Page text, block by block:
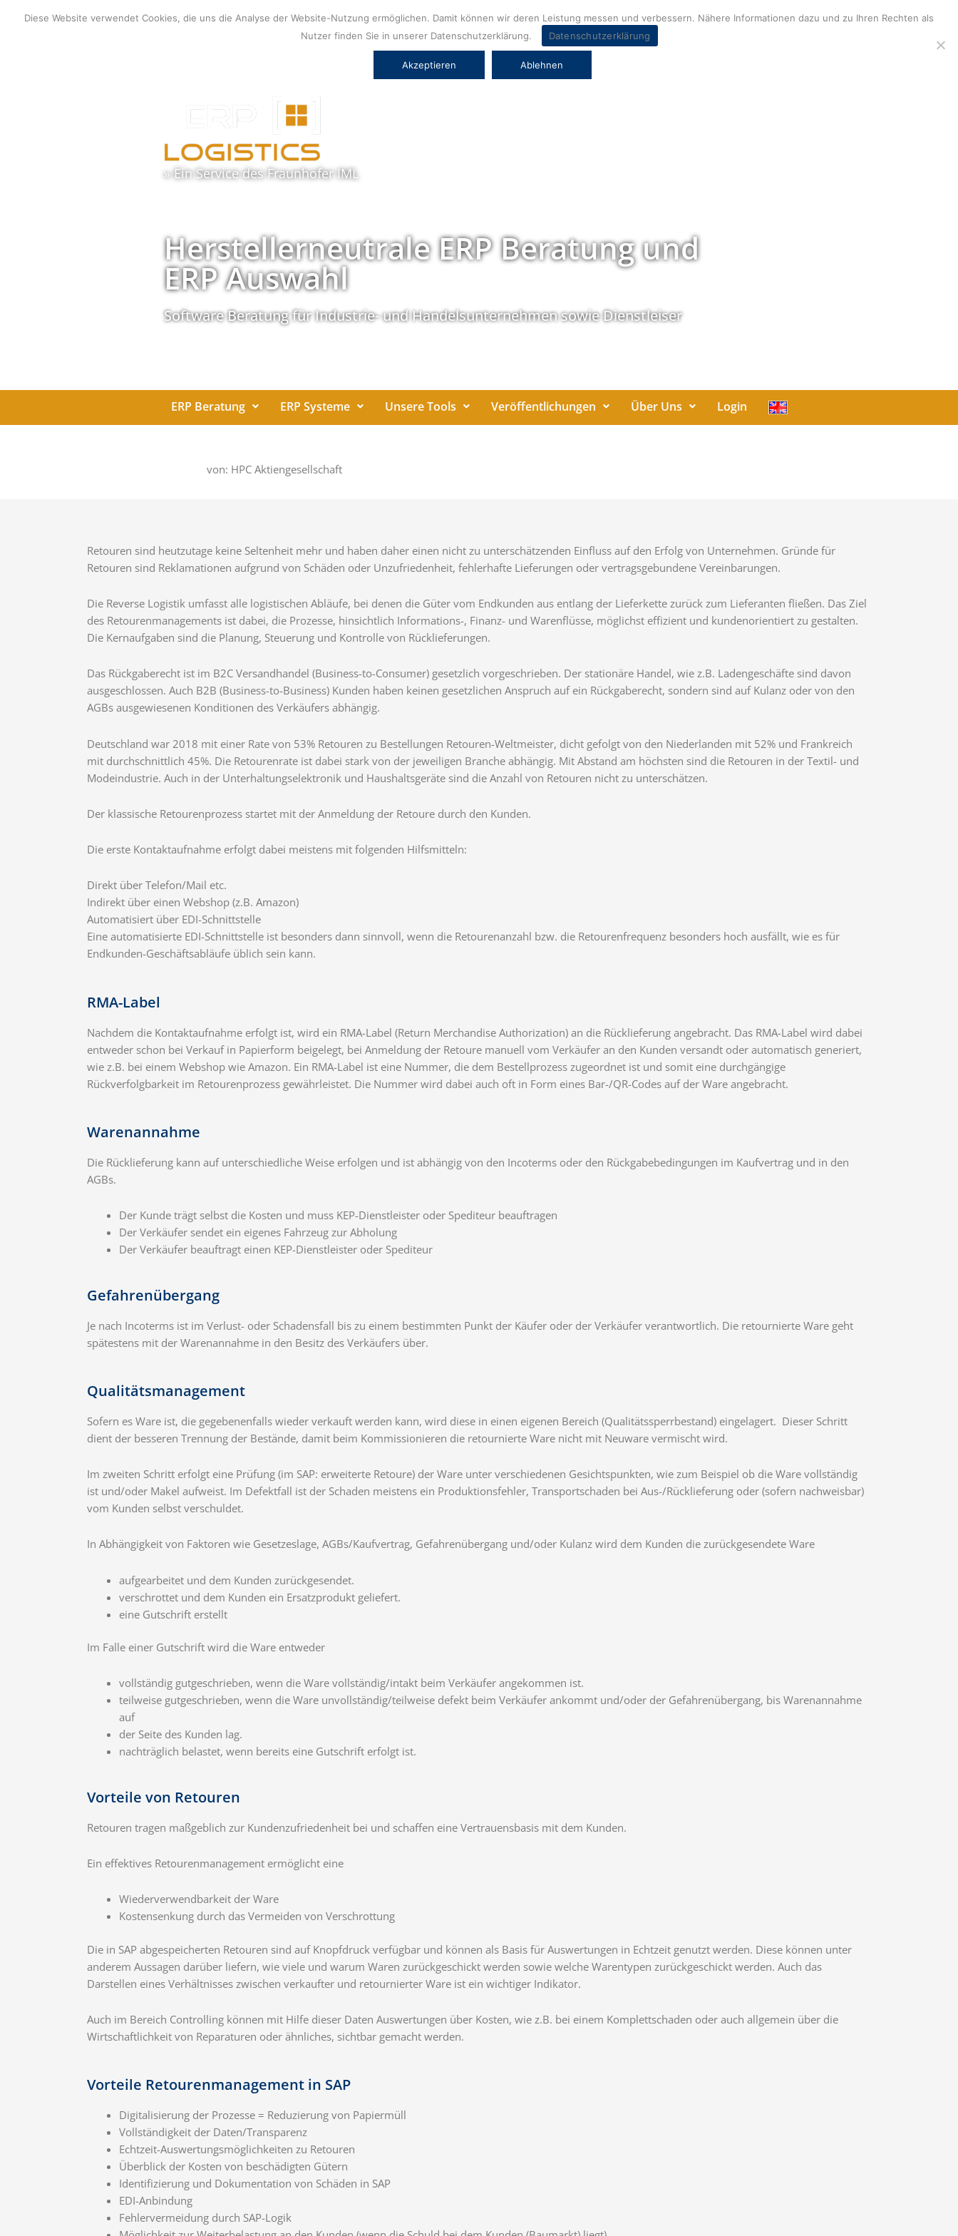
Inhalt
» Ein Service desFraunhofer IML
Herstellerneutrale ERP Beratung und
ERP Auswahl
Software Beratung für Industrie- und Handelsunternehmen sowie Dienstleiser
ERP Beratung ERP Systeme Unsere Tools Veröffentlichungen Über Uns Login
von: HPC Aktiengesellschaft
Retouren sind heutzutage keine Seltenheit mehr und haben daher einen nicht zu unterschätzenden Einfluss auf den Erfolg von Unternehmen. Gründe für
Retouren sind Reklamationen aufgrund von Schäden oder Unzufriedenheit, fehlerhafte Lieferungen oder vertragsgebundene Vereinbarungen.
Die Reverse Logistik umfasst alle logistischen Abläufe, bei denen die Güter vom Endkunden aus entlang der Lieferkette zurück zum Lieferanten fließen. Das Ziel
des Retourenmanagements ist dabei, die Prozesse, hinsichtlich Informations-, Finanz- und Warenflüsse, möglichst effizient und kundenorientiert zu gestalten.
Die Kernaufgaben sind die Planung, Steuerung und Kontrolle von Rücklieferungen.
Das Rückgaberecht ist im B2C Versandhandel (Business-to-Consumer) gesetzlich vorgeschrieben. Der stationäre Handel, wie z.B. Ladengeschäfte sind davon
ausgeschlossen. Auch B2B (Business-to-Business) Kunden haben keinen gesetzlichen Anspruch auf ein Rückgaberecht, sondern sind auf Kulanz oder von den
AGBs ausgewiesenen Konditionen des Verkäufers abhängig.
Deutschland war 2018 mit einer Rate von 53% Retouren zu Bestellungen Retouren-Weltmeister, dicht gefolgt von den Niederlanden mit 52% und Frankreich
mit durchschnittlich 45%. Die Retourenrate ist dabei stark von der jeweiligen Branche abhängig. Mit Abstand am höchsten sind die Retouren in der Textil- und
Modeindustrie. Auch in der Unterhaltungselektronik und Haushaltsgeräte sind die Anzahl von Retouren nicht zu unterschätzen.
Der klassische Retourenprozess startet mit der Anmeldung der Retoure durch den Kunden.
Die erste Kontaktaufnahme erfolgt dabei meistens mit folgenden Hilfsmitteln:
Direkt über Telefon/Mail etc.
Indirekt über einen Webshop (z.B. Amazon)
Automatisiert über EDI-Schnittstelle
Eine automatisierte EDI-Schnittstelle ist besonders dann sinnvoll, wenn die Retourenanzahl bzw. die Retourenfrequenz besonders hoch ausfällt, wie es für
Endkunden-Geschäftsabläufe üblich sein kann.
RMA-Label
Nachdem die Kontaktaufnahme erfolgt ist, wird ein RMA-Label (Return Merchandise Authorization) an die Rücklieferung angebracht. Das RMA-Label wird dabei
entweder schon bei Verkauf in Papierform beigelegt, bei Anmeldung der Retoure manuell vom Verkäufer an den Kunden versandt oder automatisch generiert,
wie z.B. bei einem Webshop wie Amazon. Ein RMA-Label ist eine Nummer, die dem Bestellprozess zugeordnet ist und somit eine durchgängige
Rückverfolgbarkeit im Retourenprozess gewährleistet. Die Nummer wird dabei auch oft in Form eines Bar-/QR-Codes auf der Ware angebracht.
Warenannahme
Die Rücklieferung kann auf unterschiedliche Weise erfolgen und ist abhängig von den Incoterms oder den Rückgabebedingungen im Kaufvertrag und in den
AGBs.
Der Kunde trägt selbst die Kosten und muss KEP-Dienstleister oder Spediteur beauftragen
Der Verkäufer sendet ein eigenes Fahrzeug zur Abholung
Der Verkäufer beauftragt einen KEP-Dienstleister oder Spediteur
Gefahrenübergang
Je nach Incoterms ist im Verlust- oder Schadensfall bis zu einem bestimmten Punkt der Käufer oder der Verkäufer verantwortlich. Die retournierte Ware geht
spätestens mit der Warenannahme in den Besitz des Verkäufers über.
Qualitätsmanagement
Sofern es Ware ist, die gegebenenfalls wieder verkauft werden kann, wird diese in einen eigenen Bereich (Qualitätssperrbestand) eingelagert. Dieser Schritt
dient der besseren Trennung der Bestände, damit beim Kommissionieren die retournierte Ware nicht mit Neuware vermischt wird.
Im zweiten Schritt erfolgt eine Prüfung (im SAP: erweiterte Retoure) der Ware unter verschiedenen Gesichtspunkten, wie zum Beispiel ob die Ware vollständig
ist und/oder Makel aufweist. Im Defektfall ist der Schaden meistens ein Produktionsfehler, Transportschaden bei Aus-/Rücklieferung oder (sofern nachweisbar)
vom Kunden selbst verschuldet.
In Abhängigkeit von Faktoren wie Gesetzeslage, AGBs/Kaufvertrag, Gefahrenübergang und/oder Kulanz wird dem Kunden die zurückgesendete Ware
aufgearbeitet und dem Kunden zurückgesendet.
verschrottet und dem Kunden ein Ersatzprodukt geliefert.
eine Gutschrift erstellt
Im Falle einer Gutschrift wird die Ware entweder
vollständig gutgeschrieben, wenn die Ware vollständig/intakt beim Verkäufer angekommen ist.
teilweise gutgeschrieben, wenn die Ware unvollständig/teilweise defekt beim Verkäufer ankommt und/oder der Gefahrenübergang, bis Warenannahme
auf
der Seite des Kunden lag.
nachträglich belastet, wenn bereits eine Gutschrift erfolgt ist.
Vorteile von Retouren
Retouren tragen maßgeblich zur Kundenzufriedenheit bei und schaffen eine Vertrauensbasis mit dem Kunden.
Ein effektives Retourenmanagement ermöglicht eine
Wiederverwendbarkeit der Ware
Kostensenkung durch das Vermeiden von Verschrottung
Die in SAP abgespeicherten Retouren sind auf Knopfdruck verfügbar und können als Basis für Auswertungen in Echtzeit genutzt werden. Diese können unter
anderem Aussagen darüber liefern, wie viele und warum Waren zurückgeschickt werden sowie welche Warentypen zurückgeschickt werden. Auch das
Darstellen eines Verhältnisses zwischen verkaufter und retournierter Ware ist ein wichtiger Indikator.
Auch im Bereich Controlling können mit Hilfe dieser Daten Auswertungen über Kosten, wie z.B. bei einem Komplettschaden oder auch allgemein über die
Wirtschaftlichkeit von Reparaturen oder ähnliches, sichtbar gemacht werden.
Vorteile Retourenmanagement in SAP
Digitalisierung der Prozesse = Reduzierung von Papiermüll
Vollständigkeit der Daten/Transparenz
Echtzeit-Auswertungsmöglichkeiten zu Retouren
Überblick der Kosten von beschädigten Gütern
Identifizierung und Dokumentation von Schäden in SAP
EDI-Anbindung
Fehlervermeidung durch SAP-Logik
Diese Website verwendet Cookies, die uns die Analyse der Website-Nutzung ermöglichen. Damit können wir deren Leistung messen und verbessern. Nähere Informationen dazu und zu Ihren Rechten als
Nutzer finden Sie in unserer Datenschutzerklärung.
Datenschutzerklärung
Akzeptieren Ablehnen